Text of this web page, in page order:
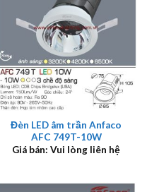
Đèn LED âm trần Anfaco
AFC 749T-10W
Giá bán: Vui lòng liên hệ